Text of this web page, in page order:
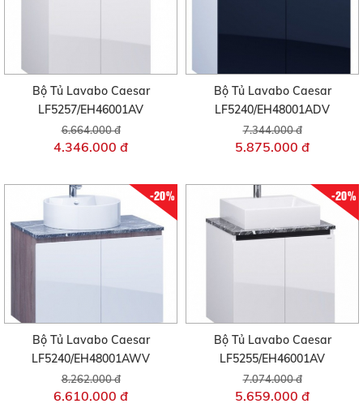
Bộ Tủ Lavabo Caesar
LF5257/EH46001AV
6.664.000 đ
4.346.000 đ
Bộ Tủ Lavabo Caesar
LF5240/EH48001ADV
7.344.000 đ
5.875.000 đ
-20%
Bộ Tủ Lavabo Caesar
LF5240/EH48001AWV
8.262.000 đ
6.610.000 đ
-20%
Bộ Tủ Lavabo Caesar
LF5255/EH46001AV
7.074.000 đ
5.659.000 đ